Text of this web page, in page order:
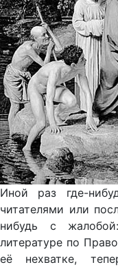
Иной раз где-
читателями или
нибудь с
литературе по
её нехватке,